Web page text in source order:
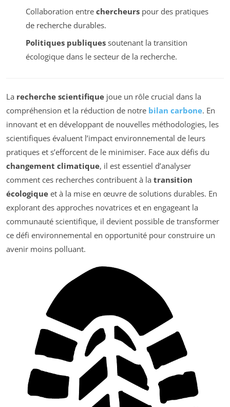
Collaboration entre chercheurspour des pratiques
de recherche durables.
Politiques publiquessoutenant la transition
écologique dans le secteur de la recherche.
La recherche scientifique joue un rôle crucial dans la
compréhension et la réduction de notre bilan carbone. En
innovant et en développant de nouvelles méthodologies, les
scientifiques évaluent l’impact environnemental de leurs
pratiques et s’efforcent de le minimiser. Face aux défis du
changement climatique, il est essentiel d’analyser
comment ces recherches contribuent à la transition
écologique et à la mise en œuvre de solutions durables. En
explorant des approches novatrices et en engageant la
communauté scientifique, il devient possible de transformer
ce défi environnemental en opportunité pour construire un
avenir moins polluant.